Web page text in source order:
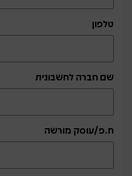
טלפון
שם חברה לחשבונית
ח.פ/עוסק מורשה